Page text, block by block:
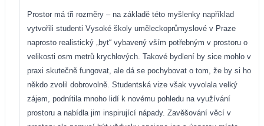
Prostor má tři rozměry – na základě této myšlenky například
vytvořili studenti Vysoké školy uměleckoprůmyslové v Praze
naprosto realistický „byt“ vybavený vším potřebným v prostoru o
velikosti osm metrů krychlových. Takové bydlení by sice mohlo v
praxi skutečně fungovat, ale dá se pochybovat o tom, že by si ho
někdo zvolil dobrovolně. Studentská vize však vyvolala velký
zájem, podnítila mnoho lidí k novému pohledu na využívání
prostoru a nabídla jim inspirující nápady. Zavěšování věcí v